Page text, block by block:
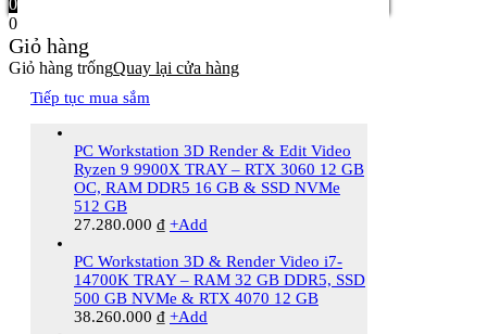
0
Giỏ hàng
Giỏ hàng trốngQuay lại cửa hàng
Tiếp tục mua sắm
PC Workstation 3D Render & Edit Video
Ryzen 9 9900X TRAY – RTX 3060 12 GB
OC, RAM DDR5 16 GB & SSD NVMe
512 GB
27.280.000 ₫ +Add
PC Workstation 3D & Render Video i7-
14700K TRAY – RAM 32 GB DDR5, SSD
500 GB NVMe & RTX 4070 12 GB
38.260.000 ₫ +Add